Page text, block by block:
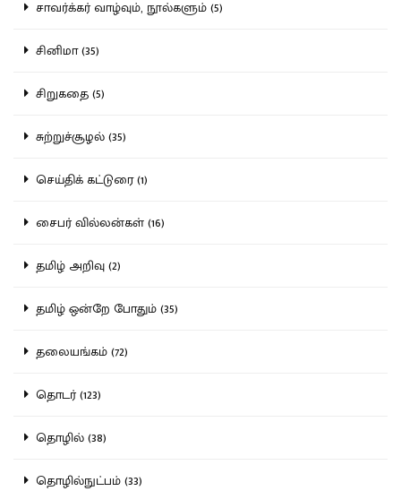
சாவர்க்கர் வாழ்வும், நூல்களும் (5)
சினிமா (35)
சிறுகதை (5)
சுற்றுச்சூழல் (35)
செய்திக் கட்டுரை (1)
சைபர் வில்லன்கள் (16)
தமிழ் அறிவு (2)
தமிழ் ஒன்றே போதும் (35)
தலையங்கம் (72)
தொடர் (123)
தொழில் (38)
தொழில்நுட்பம் (33)